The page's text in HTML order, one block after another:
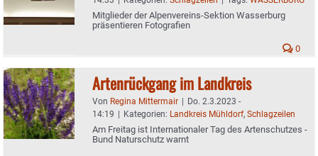
Mitglieder der Alpenvereins-Sektion Wasserburg
präsentieren Fotografien
0
Artenrückgang im Landkreis
Von Regina Mittermair | Do. 2.3.2023 -
14:19 | Kategorien: Landkreis Mühldorf, Schlagzeilen
Am Freitag ist Internationaler Tag des Artenschutzes -
Bund Naturschutz warnt